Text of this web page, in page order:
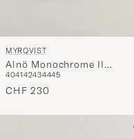
MYRQVIST
Alnö Monochrome II
Sneakers Midnight Blue
Suede
404142434445
CHF 230